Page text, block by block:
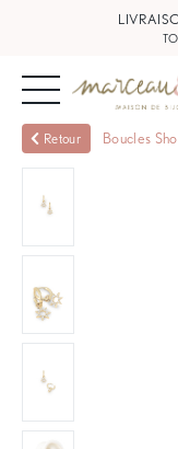
NOUVEAUTÉS
OUTLET
BLOG
NOS
Retour Boucles